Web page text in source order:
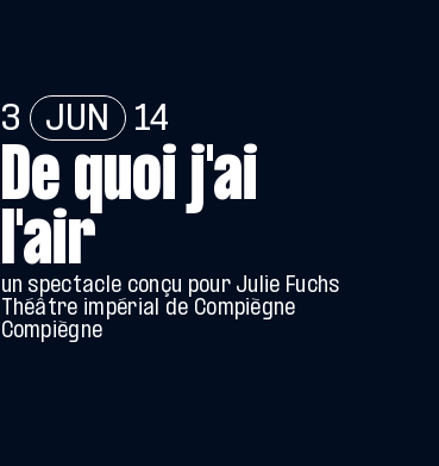
3 JUN 14
De quoi j'ai
l'air
un spectacle conçu pour Julie Fuchs
Théâtre impérial de Compiègne
Compiègne